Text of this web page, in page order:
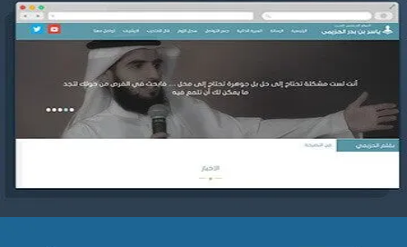
موقع ياسر بن بدر الحزيمي
التفاصيل